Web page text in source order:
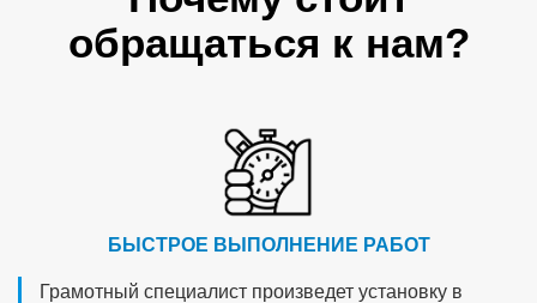
обращаться к нам?
БЫСТРОЕ ВЫПОЛНЕНИЕ РАБОТ
Грамотный специалист произведет установку в